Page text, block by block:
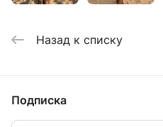
Назад к списку
Подписка